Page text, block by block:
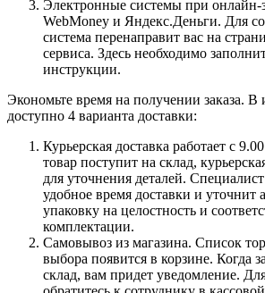
Электронные системы при онлайн-
WebMoney и Яндекс.Деньги. Для
система перенаправит вас на
сервиса. Здесь необходимо
инструкции.
Экономьте время на получении заказа. В
доступно 4 варианта доставки:
Курьерская доставка работает с
товар поступит на склад,
для уточнения деталей.
удобное время доставки и уточнит
упаковку на целостность и
комплектации.
Самовывоз из магазина. Список
выбора появится в корзине. Когда
склад, вам придет уведомление.